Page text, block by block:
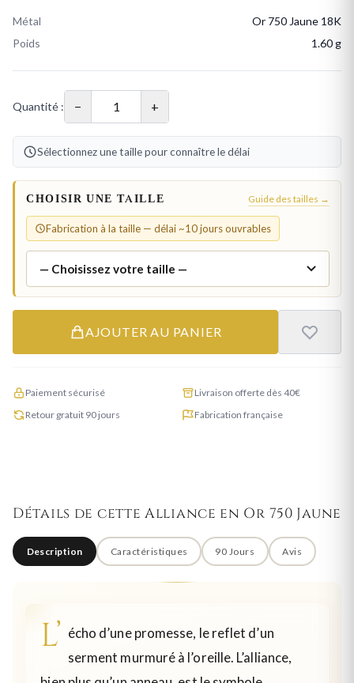
Métal
Or 750 Jaune 18K
Poids
1.60 g
Quantité : − +
Sélectionnez une taille pour connaître le délai
CHOISIR UNE TAILLE Guide des tailles →
Fabrication à la taille — délai ~10 jours ouvrables
AJOUTER AU PANIER
Paiement sécurisé
Livraison offerte dès 40€
Retour gratuit 90 jours
Fabrication française
Détails de cette Alliance en Or 750 Jaune
Description Caractéristiques 90 Jours Avis
L’ écho d’une promesse, le reflet d’un
serment murmuré à l’oreille. L’alliance,